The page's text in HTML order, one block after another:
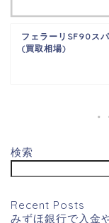
フェラーリSF90ス
(買取相場)
検索
Recent Posts
みずほ銀行で入金